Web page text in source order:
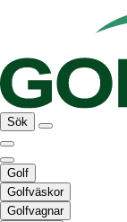
Sök
Golf
Golfväskor
Golfvagnar